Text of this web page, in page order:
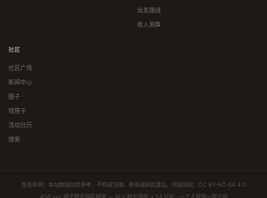
出发路线
收入测算
社区
社区广场
新闻中心
圈子
找搭子
活动日历
搜索
免责声明：本站数据仅供参考，不构成法律、税务或移民建议。内容授权： CC BY-NC-SA 4.0
456.xyz 顺子数字游民部落 — AI × 数字游民 × 1人公司，一个人就是一家公司